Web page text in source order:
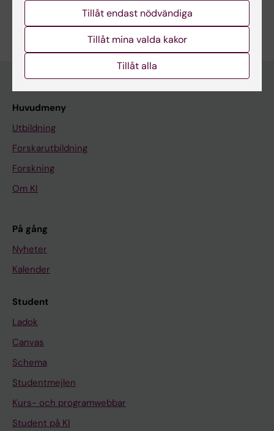
Är du Senka Sendic?
Redigera din profil
Huvudmeny
Utbildning
Forskarutbildning
Forskning
Om KI
På gång
Nyheter
Kalender
Student
Ladok
Canvas
Schema
Studentmejlen
Kurs- och programwebbar
Student på KI
Tillåt endast nödvändiga
Tillåt mina valda kakor
Tillåt alla